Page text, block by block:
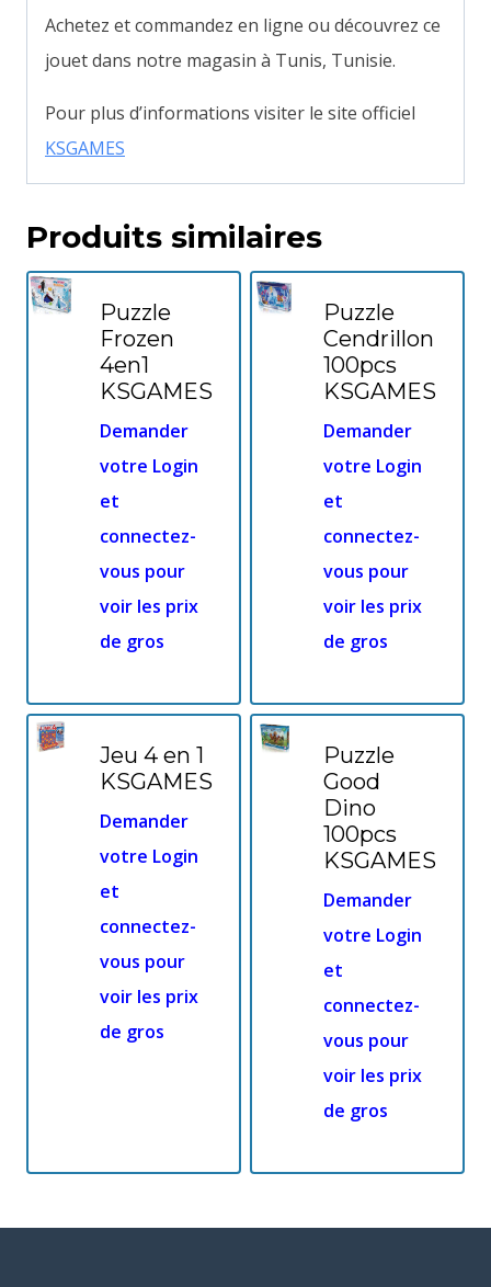
Achetez et commandez en ligne ou découvrez ce
jouet dans notre magasin à Tunis, Tunisie.
Pour plus d’informations visiter le site officiel
KSGAMES
Produits similaires
Puzzle
Frozen
4en1
KSGAMES
Demander
votre Login
et
connectez-
vous pour
voir les prix
de gros
Puzzle
Cendrillon
100pcs
KSGAMES
Demander
votre Login
et
connectez-
vous pour
voir les prix
de gros
Jeu 4 en 1
KSGAMES
Demander
votre Login
et
connectez-
vous pour
voir les prix
de gros
Puzzle
Good
Dino
100pcs
KSGAMES
Demander
votre Login
et
connectez-
vous pour
voir les prix
de gros